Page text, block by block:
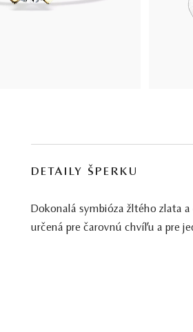
DETAILY ŠPERKU
Dokonalá symbióza žltého zlata
určená pre čarovnú chvíľu a pre